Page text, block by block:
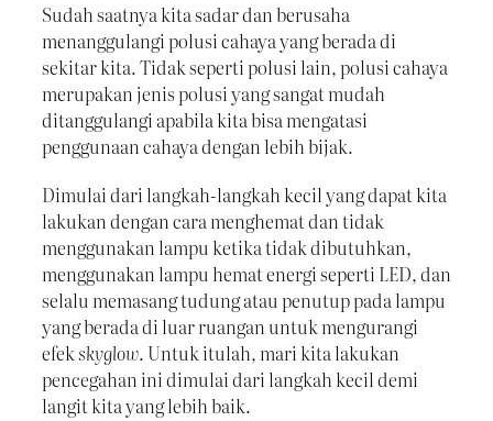
Sudah saatnya kita sadar dan berusaha
menanggulangi polusi cahaya yang berada di
sekitar kita. Tidak seperti polusi lain, polusi cahaya
merupakan jenis polusi yang sangat mudah
ditanggulangi apabila kita bisa mengatasi
penggunaan cahaya dengan lebih bijak.
Dimulai dari langkah-langkah kecil yang dapat kita
lakukan dengan cara menghemat dan tidak
menggunakan lampu ketika tidak dibutuhkan,
menggunakan lampu hemat energi seperti LED, dan
selalu memasang tudung atau penutup pada lampu
yang berada di luar ruangan untuk mengurangi
efekskyglow. Untuk itulah, mari kita lakukan
pencegahan ini dimulai dari langkah kecil demi
langit kita yang lebih baik.